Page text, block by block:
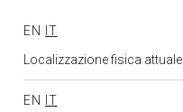
EN
IT
Localizzazione fisica
EN
IT